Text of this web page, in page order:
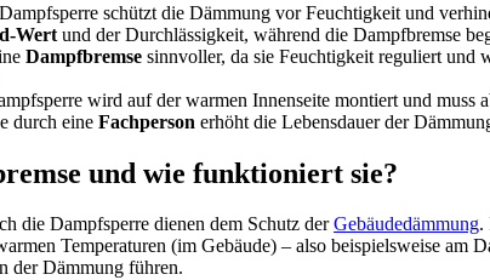
schützt die Dämmung vor Feuchtigkeit und
Wert und der Durchlässigkeit, während die Dampfbremse
Dampfbremse sinnvoller, da sie Feuchtigkeit reguliert und
wird auf der warmen Innenseite montiert und muss
durch eine Fachperson erhöht die Lebensdauer der
und wie funktioniert sie?
die Dampfsperre dienen dem Schutz derGebäudedämmung.
Temperaturen (im Gebäude) – also beispielsweise
der Dämmung führen.